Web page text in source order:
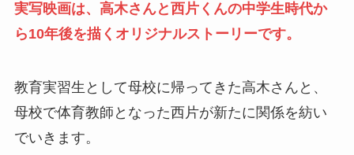
実写映画は、高木さんと西片くんの中学生時代か
ら10年後を描くオリジナルストーリーです。
教育実習生として母校に帰ってきた高木さんと、
母校で体育教師となった西片が新たに関係を紡い
でいきます。